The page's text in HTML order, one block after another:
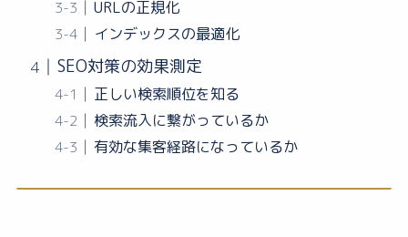
URLの正規化
インデックスの最適化
SEO対策の効果測定
正しい検索順位を知る
検索流入に繋がっているか
有効な集客経路になっているか